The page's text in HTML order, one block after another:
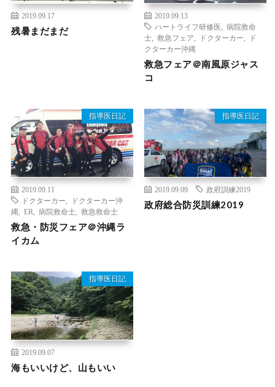
2019.09.17
残暑まだまだ
2019.09.13
ハートライフ研修医
病院救命
士
救急フェア ドクターカー
ド
クターカー沖縄
救急フェア＠南風原ジャス
コ
指導医日記
2019.09.11
ドクターカー
ドクターカー沖
縄
ER 病院救命士 救急救命士
救急・防災フェア＠沖縄ラ
イカム
指導医日記
2019.09.09 政府訓練2019
政府総合防災訓練2019
指導医日記
2019.09.07
海もいいけど、山もいい